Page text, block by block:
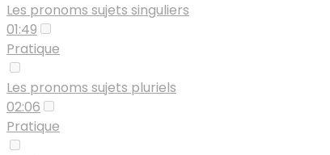
Les pronoms sujets singuliers
01:49
Pratique
Les pronoms sujets pluriels
02:06
Pratique